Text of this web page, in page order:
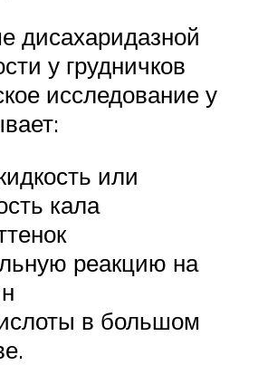
дисахаридазной
у грудничков
исследование у
или
кала
реакцию на
в большом